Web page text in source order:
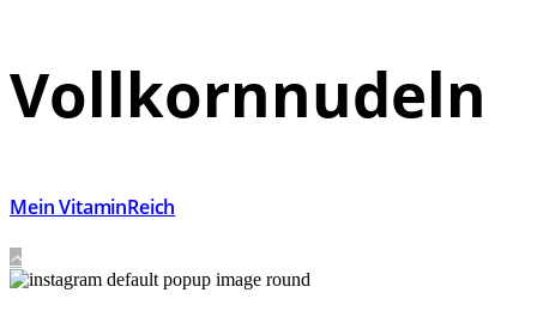
Vollkornnudeln
Mein VitaminReich